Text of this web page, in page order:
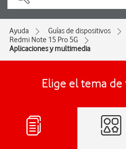
Ayuda Guías de dispositivos
Redmi Note 15 Pro 5G
Aplicaciones y multimedia
Elige el tema